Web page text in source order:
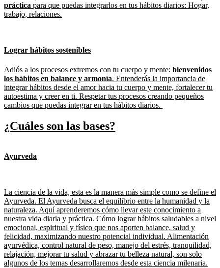
práctica para que puedas integrarlos en tus hábitos diarios: Hogar,
trabajo, relaciones.
Lograr hábitos sostenibles
Adiós a los procesos extremos con tu cuerpo y mente: bienvenidos
los hábitos en balance y armonía. Entenderás la importancia de
integrar hábitos desde el amor hacia tu cuerpo y mente, fortalecer tu
autoestima y creer en ti. Respetar tus procesos creando pequeños
cambios que puedas integrar en tus hábitos diarios.
¿Cuáles son las bases?
Ayurveda
La ciencia de la vida, esta es la manera más simple como se define el
Ayurveda. El Ayurveda busca el equilibrio entre la humanidad y la
naturaleza. Aquí aprenderemos cómo llevar este conocimiento a
nuestra vida diaria y práctica. Cómo lograr hábitos saludables a nivel
emocional, espiritual y físico que nos aporten balance, salud y
felicidad, maximizando nuestro potencial individual. Alimentación
ayurvédica, control natural de peso, manejo del estrés, tranquilidad,
relajación, mejorar tu salud y abrazar tu belleza natural, son solo
algunos de los temas desarrollaremos desde esta ciencia milenaria.